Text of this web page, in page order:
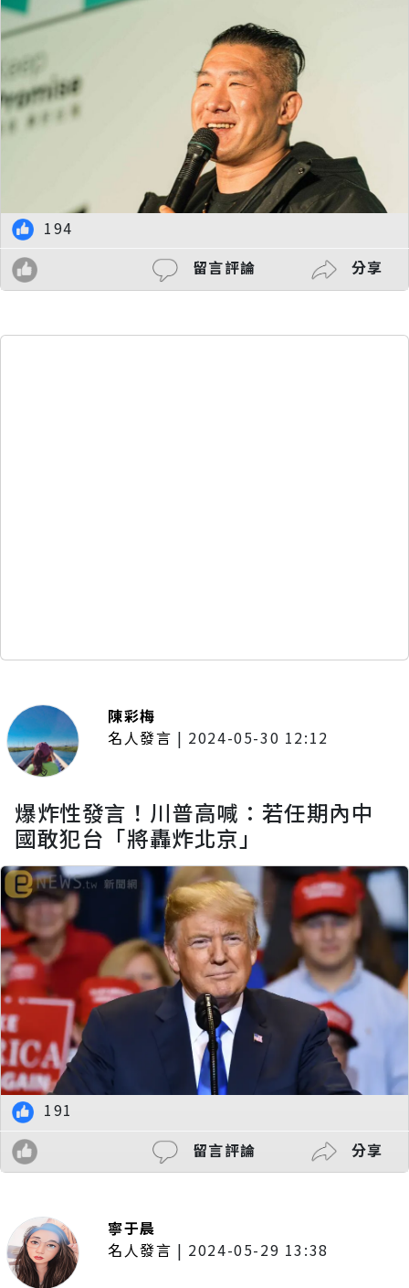
194
留言評論
分享
陳彩梅
名人發言 | 2024-05-30 12:12
爆炸性發言！川普高喊：若任期內中
國敢犯台「將轟炸北京」
191
留言評論
分享
寧于晨
名人發言 | 2024-05-29 13:38